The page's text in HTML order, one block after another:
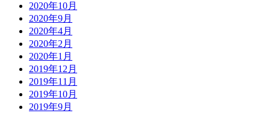
2020年10月
2020年9月
2020年4月
2020年2月
2020年1月
2019年12月
2019年11月
2019年10月
2019年9月